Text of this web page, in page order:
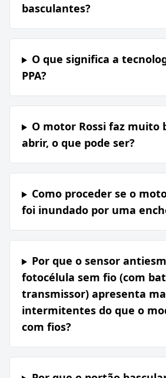
basculantes?
O que significa a
PPA?
O motor Rossi faz muito
abrir, o que pode ser?
Como proceder se o
foi inundado por uma
Por que o sensor
fotocélula sem fio (com
transmissor) apresenta
intermitentes do que o
com fios?